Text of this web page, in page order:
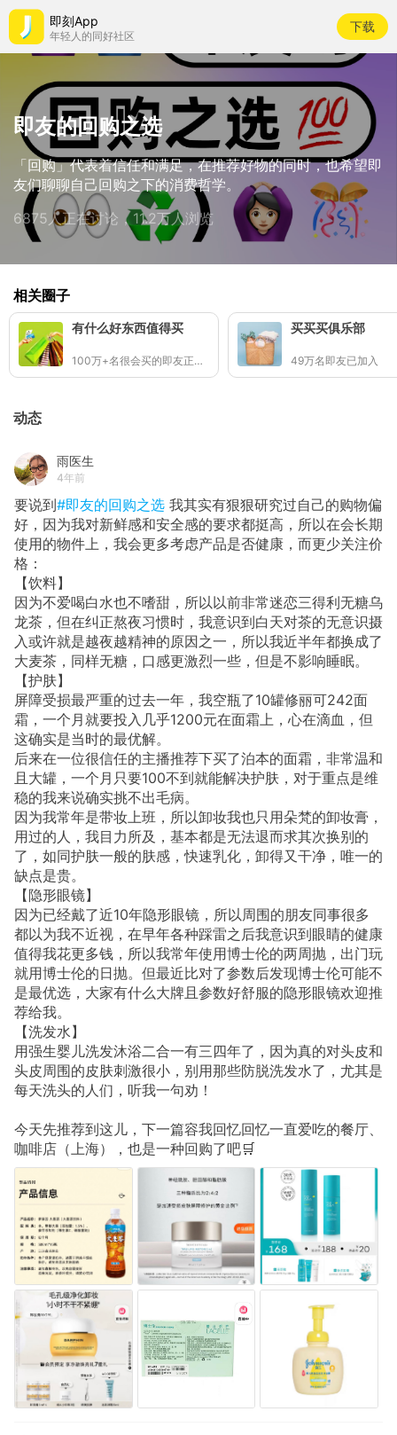
即刻App
年轻人的同好社区
下载
即友的回购之选
「回购」代表着信任和满足，在推荐好物的同时，也希望即
友们聊聊自己回购之下的消费哲学。
6875人正在讨论，11.2万人浏览
相关圈子
有什么好东西值得买
100万+名很会买的即友正在分享好东西🛒✨
买买买俱乐部
49万名即友已加入
动态
雨医生
4年前
要说到#即友的回购之选 我其实有狠狠研究过自己的购物偏
好，因为我对新鲜感和安全感的要求都挺高，所以在会长期
使用的物件上，我会更多考虑产品是否健康，而更少关注价
格：
【饮料】
因为不爱喝白水也不嗜甜，所以以前非常迷恋三得利无糖乌
龙茶，但在纠正熬夜习惯时，我意识到白天对茶的无意识摄
入或许就是越夜越精神的原因之一，所以我近半年都换成了
大麦茶，同样无糖，口感更激烈一些，但是不影响睡眠。
【护肤】
屏障受损最严重的过去一年，我空瓶了10罐修丽可242面
霜，一个月就要投入几乎1200元在面霜上，心在滴血，但
这确实是当时的最优解。
后来在一位很信任的主播推荐下买了泊本的面霜，非常温和
且大罐，一个月只要100不到就能解决护肤，对于重点是维
稳的我来说确实挑不出毛病。
因为我常年是带妆上班，所以卸妆我也只用朵梵的卸妆膏，
用过的人，我目力所及，基本都是无法退而求其次换别的
了，如同护肤一般的肤感，快速乳化，卸得又干净，唯一的
缺点是贵。
【隐形眼镜】
因为已经戴了近10年隐形眼镜，所以周围的朋友同事很多
都以为我不近视，在早年各种踩雷之后我意识到眼睛的健康
值得我花更多钱，所以我常年使用博士伦的两周抛，出门玩
就用博士伦的日抛。但最近比对了参数后发现博士伦可能不
是最优选，大家有什么大牌且参数好舒服的隐形眼镜欢迎推
荐给我。
【洗发水】
用强生婴儿洗发沐浴二合一有三四年了，因为真的对头皮和
头皮周围的皮肤刺激很小，别用那些防脱洗发水了，尤其是
每天洗头的人们，听我一句劝！
今天先推荐到这儿，下一篇容我回忆回忆一直爱吃的餐厅、
咖啡店（上海），也是一种回购了吧🛒